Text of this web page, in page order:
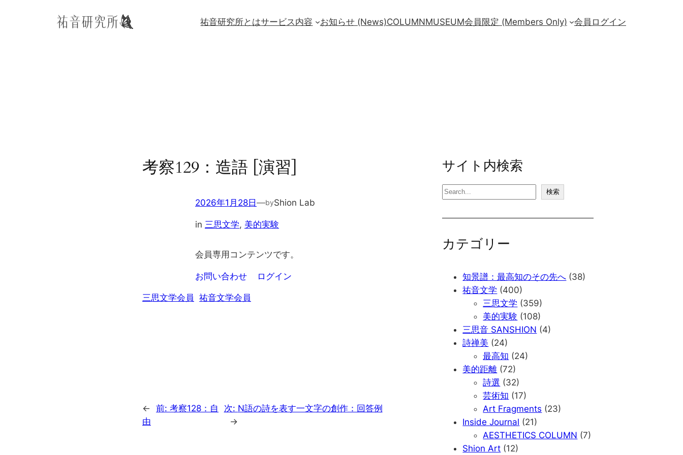
祐音研究所とはサービス内容 お知らせ (News)COLUMNMUSEUM会員限定 (Members Only) 会員ログイン
考察129：造語 [演習]
2026年1月28日 —byShion Lab
in 三思文学, 美的実験
会員専用コンテンツです。
お問い合わせ ログイン
三思文学会員 祐音文学会員
← 前: 考察128：自
由
次: N語の詩を表す一文字の創作：回答例
→
サイト内検索
検
検索
カテゴリー
知景譜：最高知のその先へ (38)
祐音文学 (400)
三思文学 (359)
美的実験 (108)
三思音 SANSHION (4)
詩禅美 (24)
最高知 (24)
美的距離 (72)
詩選 (32)
芸術知 (17)
Art Fragments (23)
Inside Journal (21)
AESTHETICS COLUMN (7)
Shion Art (12)